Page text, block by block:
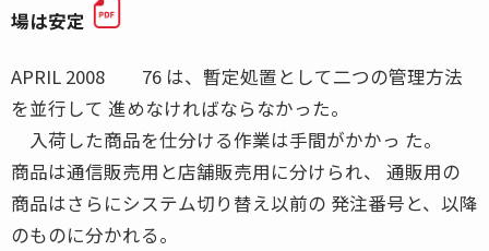
場は安定
APRIL 2008 76 は、暫定処置として二つの管理方法
を並行して 進めなければならなかった。
入荷した商品を仕分ける作業は手間がかかっ た。
商品は通信販売用と店舗販売用に分けられ、 通販用の
商品はさらにシステム切り替え以前の 発注番号と、以降
のものに分かれる。